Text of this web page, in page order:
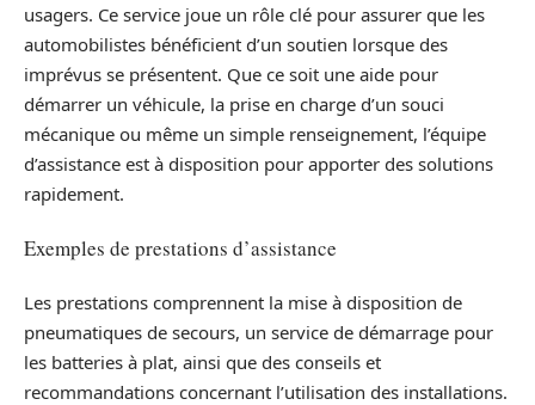
usagers. Ce service joue un rôle clé pour assurer que les
automobilistes bénéficient d’un soutien lorsque des
imprévus se présentent. Que ce soit une aide pour
démarrer un véhicule, la prise en charge d’un souci
mécanique ou même un simple renseignement, l’équipe
d’assistance est à disposition pour apporter des solutions
rapidement.
Exemples de prestations d’assistance
Les prestations comprennent la mise à disposition de
pneumatiques de secours, un service de démarrage pour
les batteries à plat, ainsi que des conseils et
recommandations concernant l’utilisation des installations.